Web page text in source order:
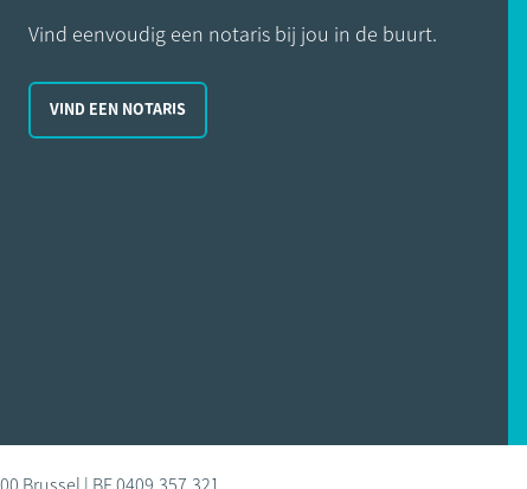
Vind eenvoudig een notaris bij jou in de buurt.
VIND EEN NOTARIS